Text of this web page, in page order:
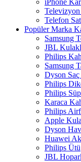
Televizyon
Telefon Sat
Popüler Marka
Samsung
JBL
Philips
Samsung
Dyson
Philips
Philips
Karaca
Philips
Apple
Dyson
Huawei
Philips Ütü
JBL